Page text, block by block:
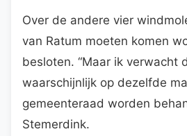
Over de andere vier
van Ratum moeten komen
besloten. “Maar ik verwacht
waarschijnlijk op dezelfde
gemeenteraad worden
Stemerdink.